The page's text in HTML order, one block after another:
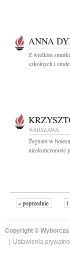
ANNA
Z wielkim
szkolnych i
WARSZAWA
Żegnam w
nieskończoność
« poprzednie 1
Copyright © Wyborcza
Ustawienia